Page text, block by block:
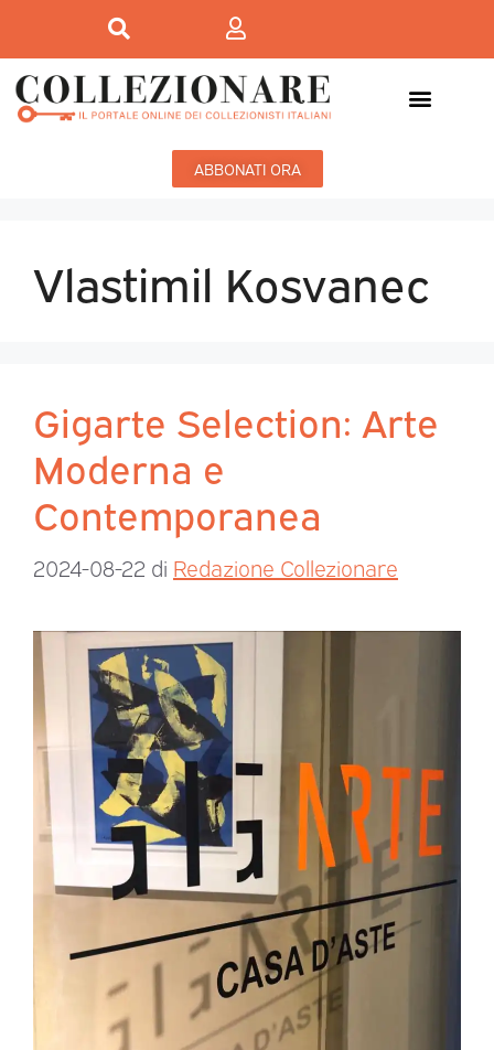
ABBONATI ORA
Vlastimil Kosvanec
Gigarte Selection: Arte
Moderna e
Contemporanea
2024-08-22 di Redazione Collezionare